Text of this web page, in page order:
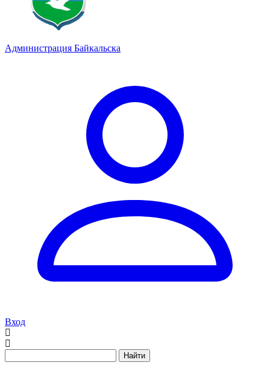
Администрация Байкальска
Вход
Найти